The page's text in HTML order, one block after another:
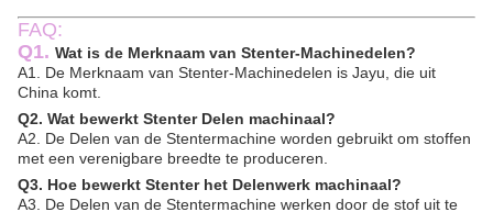
FAQ:
Q1. Wat is de Merknaam van Stenter-Machinedelen?
A1. De Merknaam van Stenter-Machinedelen is Jayu, die uit
China komt.
Q2. Wat bewerkt Stenter Delen machinaal?
A2. De Delen van de Stentermachine worden gebruikt om stoffen
met een verenigbare breedte te produceren.
Q3. Hoe bewerkt Stenter het Delenwerk machinaal?
A3. De Delen van de Stentermachine werken door de stof uit te